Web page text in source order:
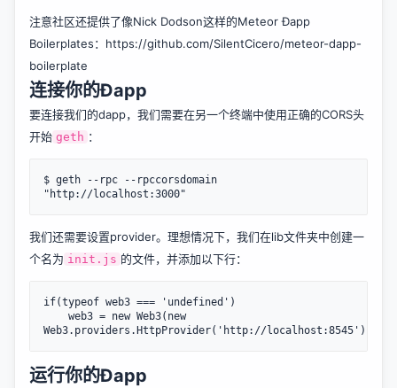
注意社区还提供了像Nick Dodson这样的Meteor Ðapp
Boilerplates： https://github.com/SilentCicero/meteor-dapp-
boilerplate
连接你的Ðapp
要连接我们的dapp，我们需要在另一个终端中使用正确的CORS头
开始 geth ：
$ geth --rpc --rpccorsdomain
我们还需要设置provider。理想情况下，我们在lib文件夹中创建一
个名为 init.js 的文件，并添加以下行：
if(typeof web3 === 'undefined')
运行你的Ðapp